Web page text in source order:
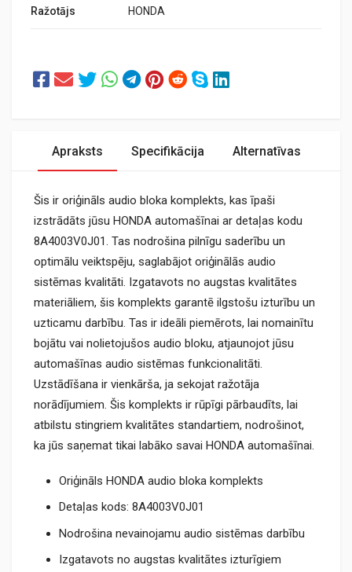
Ražotājs
HONDA
Apraksts Specifikācija Alternatīvas
Šis ir oriģināls audio bloka komplekts, kas īpaši
izstrādāts jūsu HONDA automašīnai ar detaļas kodu
8A4003V0J01. Tas nodrošina pilnīgu saderību un
optimālu veiktspēju, saglabājot oriģinālās audio
sistēmas kvalitāti. Izgatavots no augstas kvalitātes
materiāliem, šis komplekts garantē ilgstošu izturību un
uzticamu darbību. Tas ir ideāli piemērots, lai nomainītu
bojātu vai nolietojušos audio bloku, atjaunojot jūsu
automašīnas audio sistēmas funkcionalitāti.
Uzstādīšana ir vienkārša, ja sekojat ražotāja
norādījumiem. Šis komplekts ir rūpīgi pārbaudīts, lai
atbilstu stingriem kvalitātes standartiem, nodrošinot,
ka jūs saņemat tikai labāko savai HONDA automašīnai.
Oriģināls HONDA audio bloka komplekts
Detaļas kods: 8A4003V0J01
Nodrošina nevainojamu audio sistēmas darbību
Izgatavots no augstas kvalitātes izturīgiem